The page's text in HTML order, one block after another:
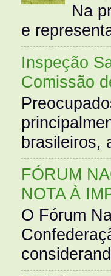
Na
e
Inspeção
Comissão
brasileiros,
FÓRUM
NOTA À
O Fórum